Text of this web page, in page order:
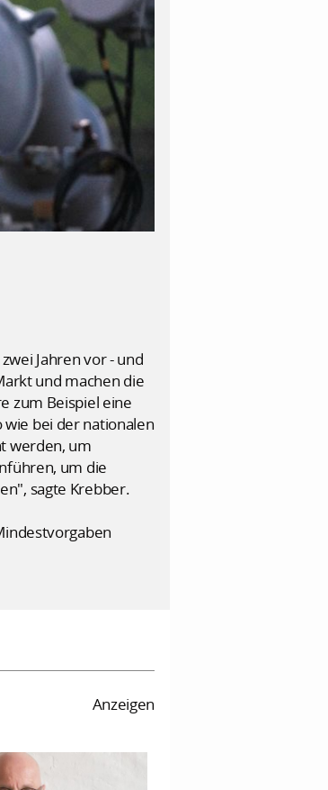
Jahren vor - und
und machen die
zum Beispiel eine
bei der nationalen
werden, um
um die
sagte Krebber.
Anzeigen